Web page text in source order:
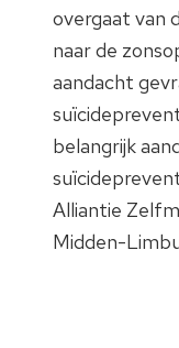
overgaat van
naar de
aandacht
belangrijk
Alliantie
Midden-